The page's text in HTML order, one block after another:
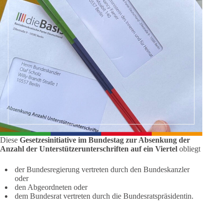
Diese Gesetzesinitiative im Bundestag zur Absenkung der
Anzahl der Unterstützerunterschriften auf ein Viertel obliegt
der Bundesregierung vertreten durch den Bundeskanzler
oder
den Abgeordneten oder
dem Bundesrat vertreten durch die Bundesratspräsidentin.